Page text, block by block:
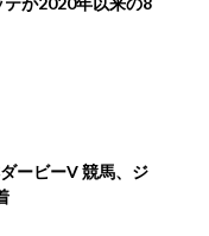
ービーV 競馬、ジ